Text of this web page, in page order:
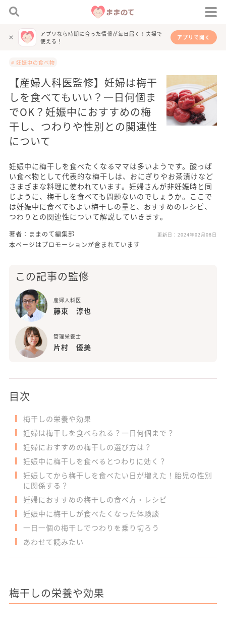
アプリなら時期に合った情報が毎日届く！夫婦で
使える！
アプリで開く
# 妊娠中の食べ物
【産婦人科医監修】妊婦は梅干
しを食べてもいい？一日何個ま
でOK？妊娠中におすすめの梅
干し、つわりや性別との関連性
について
妊娠中に梅干しを食べたくなるママは多いようです。酸っぱ
い食べ物として代表的な梅干しは、おにぎりやお茶漬けなど
さまざまな料理に使われています。妊婦さんが非妊娠時と同
じように、梅干しを食べても問題ないのでしょうか。ここで
は妊娠中に食べてもよい梅干しの量と、おすすめのレシピ、
つわりとの関連性について解説していきます。
著者：ままのて編集部 更新日： 2024年02月08日
本ページはプロモーションが含まれています
この記事の監修
産婦人科医
藤東 淳也
管理栄養士
片村 優美
目次
梅干しの栄養や効果
妊婦は梅干しを食べられる？一日何個まで？
妊婦におすすめの梅干しの選び方は？
妊娠中に梅干しを食べるとつわりに効く？
妊娠してから梅干しを食べたい日が増えた！胎児の性別
に関係する？
妊婦におすすめの梅干しの食べ方・レシピ
妊娠中に梅干しが食べたくなった体験談
一日一個の梅干しでつわりを乗り切ろう
あわせて読みたい
梅干しの栄養や効果